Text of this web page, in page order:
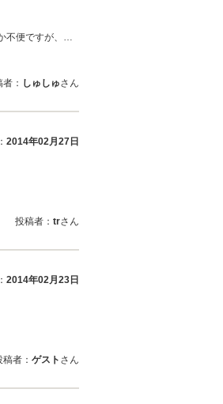
不便ですが、…
： しゅしゅさん
2014年02月27日
投稿者： trさん
2014年02月23日
稿者： ゲスト さん